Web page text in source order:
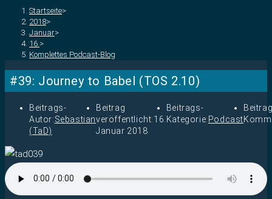
Startseite>
2018>
Januar>
16. >
Komplettes Podcast-Blog
#39: Journey to Babel (TOS 2.10)
Beitrags-
Autor:Sebastian
(TaD)
Beitrag
veröffentlicht:16.
Januar 2018
Beitrags-
Kategorie: Podcast